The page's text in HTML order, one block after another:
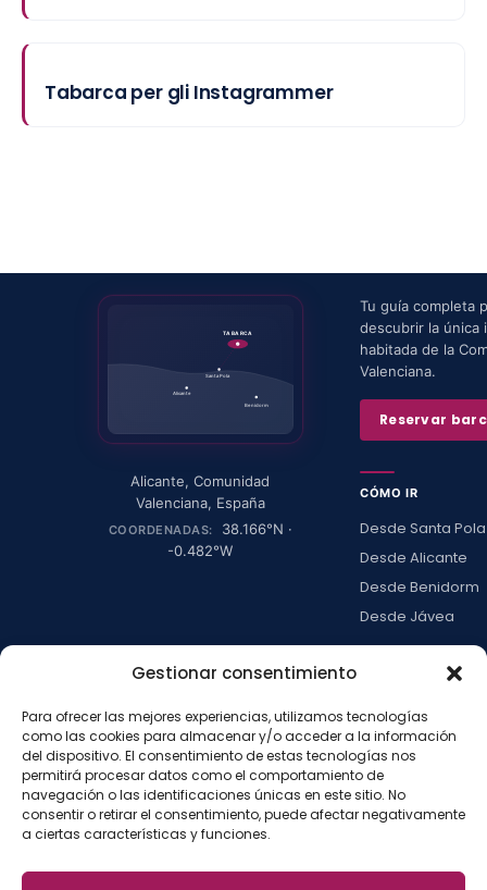
Gestionar consentimiento
Para ofrecer las mejores experiencias, utilizamos tecnologías
como las cookies para almacenar y/o acceder a la información
del dispositivo. El consentimiento de estas tecnologías nos
permitirá procesar datos como el comportamiento de
navegación o las identificaciones únicas en este sitio. No
consentir o retirar el consentimiento, puede afectar negativamente
a ciertas características y funciones.
Tabarca per gli Instagrammer
TABARCA
Santa Pola
Alicante
Benidorm
Alicante,Comunidad
Valenciana, España
COORDENADAS: 38.166°N ·
-0.482°W
Tu guía completa
descubrir la única
habitada de la
Valenciana.
Reservar
CÓMO IR
Desde Santa Pola
Desde Alicante
Desde Benidorm
Desde Jávea
LA ISLA
Actividades
Blog
Con niños
Press kit